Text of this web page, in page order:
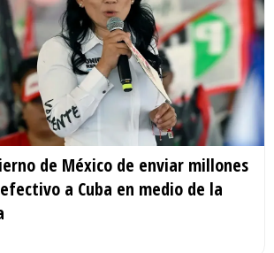
de México de enviar millones
a Cuba en medio de la